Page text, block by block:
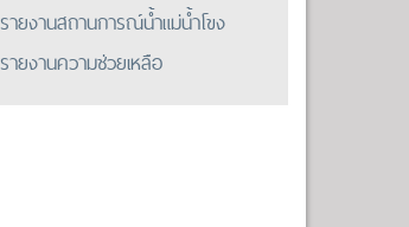
รายงานสถานการณ์น้ำแม่น้ำโขง
รายงานความช่วยเหลือ